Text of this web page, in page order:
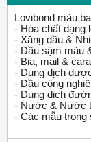
Lovibond màu
- Hóa chất dạng
- Xăng dầu &
- Dầu sậm màu
- Bia, mail &
- Dung dịch
- Dầu công
- Dung dịch
- Nước & Nước
- Các mẫu trong